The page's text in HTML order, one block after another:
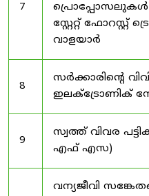
7
പ്രൊപ്പോസലുകൾ
സ്റ്റേറ്റ് ഫോറസ്റ്റ്
വാളയാർ
8
സർക്കാരിന്റെ
ഇലക്ട്രോണിക്
9
സ്വത്ത് വിവര
എഫ് എസ)
വന്യജീവി